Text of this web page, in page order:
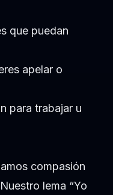
que puedan
apelar o
para trabajar u
compasión
lema “Yo